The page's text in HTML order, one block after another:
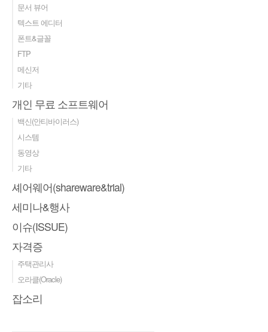
문서 뷰어
텍스트 에디터
폰트&글꼴
FTP
메신저
기타
개인 무료 소프트웨어
백신(안티바이러스)
시스템
동영상
기타
셰어웨어(shareware&trial)
세미나&행사
이슈(ISSUE)
자격증
주택관리사
오라클(Oracle)
잡소리